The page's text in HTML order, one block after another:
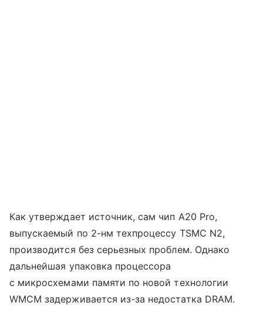
Как утверждает источник, сам чип A20 Pro,
выпускаемый по 2-нм техпроцессу TSMC N2,
производится без серьезных проблем. Однако
дальнейшая упаковка процессора
с микросхемами памяти по новой технологии
WMCM задерживается из-за недостатка DRAM.